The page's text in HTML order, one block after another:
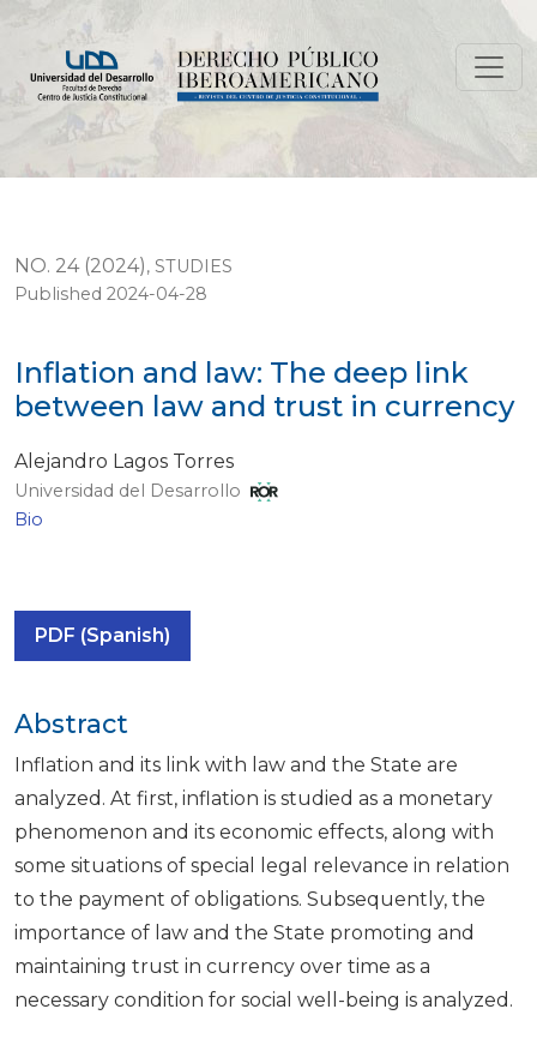
Inflation and law: The deep link between law and
NO. 24 (2024), STUDIES
Inflation and law: The deep link
between law and trust in currency
Published 2024-04-28
Alejandro Lagos Torres
Universidad del Desarrollo
Bio
PDF (Spanish)
Abstract
Inflation and its link with law and the State are
analyzed. At first, inflation is studied as a monetary
phenomenon and its economic effects, along with
some situations of special legal relevance in relation
to the payment of obligations. Subsequently, the
importance of law and the State promoting and
maintaining trust in currency over time as a
necessary condition for social well-being is analyzed.